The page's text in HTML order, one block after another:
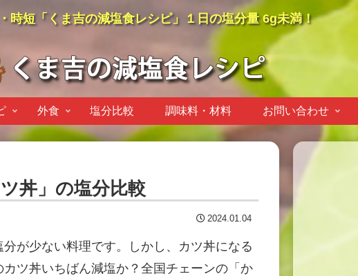
時短「くま吉の減塩食レシピ」１日の塩分量 6g未満！
外食 塩分比較 調味料・材料 お問い合わせ
丼」の塩分比較
2024.01.04
が少ない料理です。しかし、カツ丼になる
ツ丼いちばん減塩か？全国チェーンの「か